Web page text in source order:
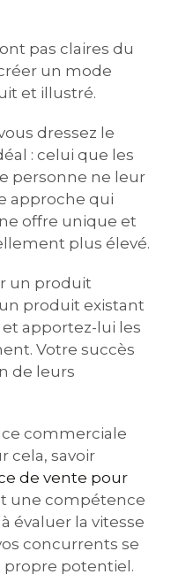
pas claires du
un mode
et illustré.
dressez le
: celui que les
personne ne leur
approche qui
offre unique et
plus élevé.
un produit
produit existant
apportez-lui les
Votre succès
de leurs
commerciale
cela, savoir
de vente pour
une compétence
évaluer la vitesse
concurrents se
potentiel.